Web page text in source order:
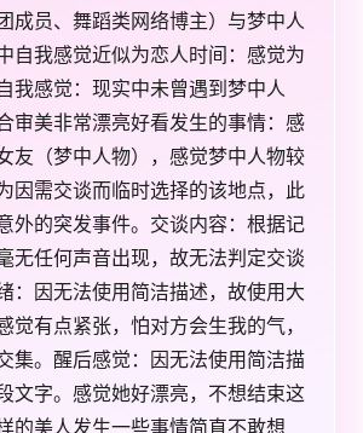
成员、舞蹈类网络博主）与梦中人
自我感觉近似为恋人时间：感觉为
我感觉：现实中未曾遇到梦中人
审美非常漂亮好看发生的事情：感
友（梦中人物），感觉梦中人物较
因需交谈而临时选择的该地点，此
外的突发事件。交谈内容：根据记
无任何声音出现，故无法判定交谈
：因无法使用简洁描述，故使用大
觉有点紧张，怕对方会生我的气，
集。醒后感觉：因无法使用简洁描
文字。感觉她好漂亮，不想结束这
的美人发生一些事情简直不敢想